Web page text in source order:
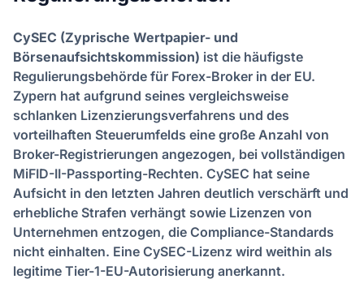
CySEC (Zyprische Wertpapier- und
Börsenaufsichtskommission) ist die häufigste
Regulierungsbehörde für Forex-Broker in der EU.
Zypern hat aufgrund seines vergleichsweise
schlanken Lizenzierungsverfahrens und des
vorteilhaften Steuerumfelds eine große Anzahl von
Broker-Registrierungen angezogen, bei vollständigen
MiFID-II-Passporting-Rechten. CySEC hat seine
Aufsicht in den letzten Jahren deutlich verschärft und
erhebliche Strafen verhängt sowie Lizenzen von
Unternehmen entzogen, die Compliance-Standards
nicht einhalten. Eine CySEC-Lizenz wird weithin als
legitime Tier-1-EU-Autorisierung anerkannt.